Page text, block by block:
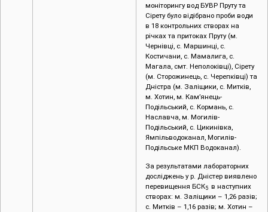
моніторингу вод БУВР Пруту та
Сірету було відібрано проби води
в 18 контрольних створах на
річках та притоках Пруту (м.
Чернівці, c. Маршинці, с.
Костичани, с. Мамалига, с.
Магала, смт. Неполоківці), Сірету
(м. Сторожинець, с. Черепківці) та
Дністра (м. Заліщики, с. Митків,
м. Хотин, м. Кам’янець-
Подільський, с. Кормань, с.
Наславча, м. Могилів-
Подільський, с. Цикинівка,
Ямпільводоканал, Могилів-
Подільське МКП Водоканал).
За результатами лабораторних
досліджень у р. Дністер виявлено
перевищення БСК5 в наступних
створах: м. Заліщики – 1,26 разів;
с. Митків – 1,16 разів; м. Хотин –